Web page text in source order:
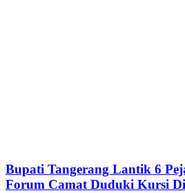
Bupati Tangerang Lantik 6
Forum Camat Duduki Kursi